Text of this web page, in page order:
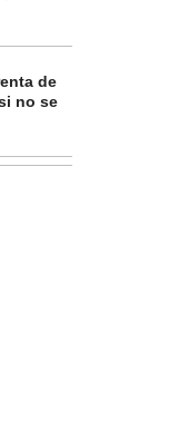
de
no se